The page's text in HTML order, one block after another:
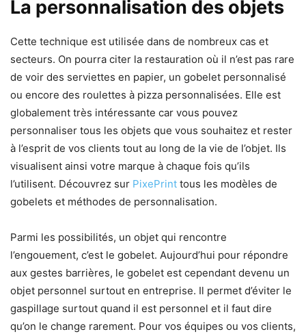
La personnalisation des objets
Cette technique est utilisée dans de nombreux cas et
secteurs. On pourra citer la restauration où il n’est pas rare
de voir des serviettes en papier, un gobelet personnalisé
ou encore des roulettes à pizza personnalisées. Elle est
globalement très intéressante car vous pouvez
personnaliser tous les objets que vous souhaitez et rester
à l’esprit de vos clients tout au long de la vie de l’objet. Ils
visualisent ainsi votre marque à chaque fois qu’ils
l’utilisent. Découvrez sur PixePrint tous les modèles de
gobelets et méthodes de personnalisation.
Parmi les possibilités, un objet qui rencontre
l’engouement, c’est le gobelet. Aujourd’hui pour répondre
aux gestes barrières, le gobelet est cependant devenu un
objet personnel surtout en entreprise. Il permet d’éviter le
gaspillage surtout quand il est personnel et il faut dire
qu’on le change rarement. Pour vos équipes ou vos clients,